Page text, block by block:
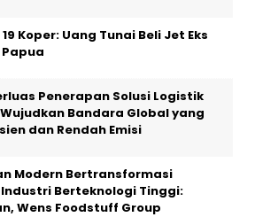
Koper: Uang Tunai Beli Jet Eks
Penerapan Solusi Logistik
Bandara Global yang
dan Rendah Emisi
Modern Bertransformasi
Berteknologi Tinggi:
Wens Foodstuff Group